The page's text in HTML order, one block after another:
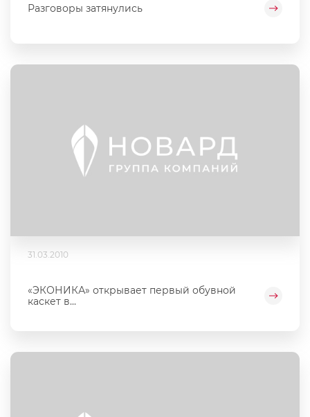
Разговоры затянулись
31.03.2010
«ЭКОНИКА» открывает первый обувной
каскет в...